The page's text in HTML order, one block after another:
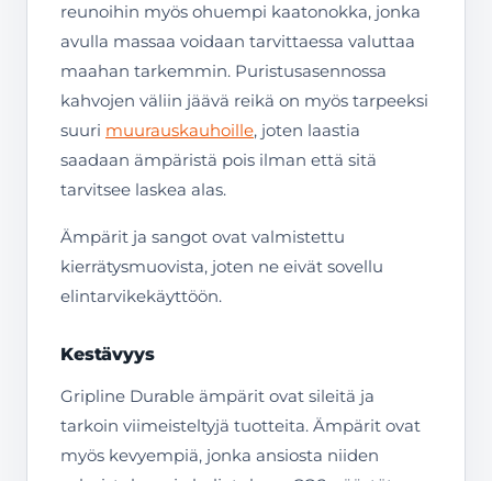
reunoihin myös ohuempi kaatonokka, jonka
avulla massaa voidaan tarvittaessa valuttaa
maahan tarkemmin. Puristusasennossa
kahvojen väliin jäävä reikä on myös tarpeeksi
suuri muurauskauhoille, joten laastia
saadaan ämpäristä pois ilman että sitä
tarvitsee laskea alas.
Ämpärit ja sangot ovat valmistettu
kierrätysmuovista, joten ne eivät sovellu
elintarvikekäyttöön.
Kestävyys
Gripline Durable ämpärit ovat sileitä ja
tarkoin viimeisteltyjä tuotteita. Ämpärit ovat
myös kevyempiä, jonka ansiosta niiden